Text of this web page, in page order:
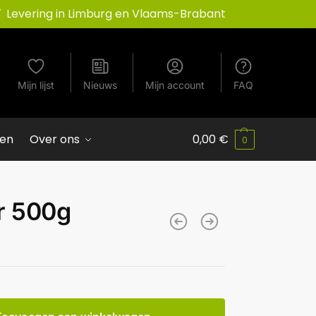
Levering in Limburg en Vlaams-Brabant
Mijn lijst Nieuws Mijn account FAQ
Over ons 0,00 € 0
500g